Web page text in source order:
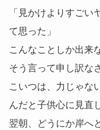
「見かけよりすごい
て思った」
こんなことしか出来
そう言って申し訳な
こいつは、力じゃな
んだと子供心に見直
翌朝、どうにか岸へ